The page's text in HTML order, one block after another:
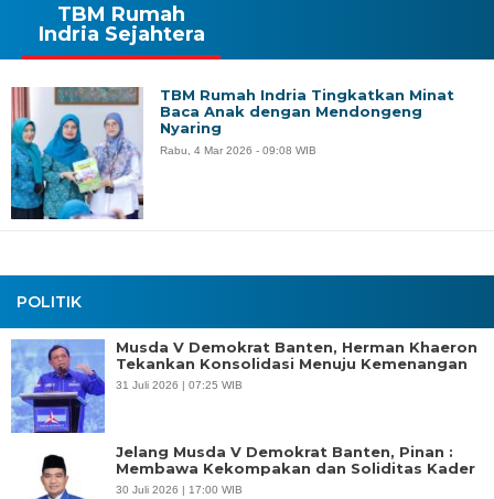
POLITIK
Musda V Demokrat Banten, Herman Khaeron
Tekankan Konsolidasi Menuju Kemenangan
31 Juli 2026 | 07:25 WIB
Jelang Musda V Demokrat Banten, Pinan :
Membawa Kekompakan dan Soliditas Kader
30 Juli 2026 | 17:00 WIB
TBM Rumah
Indria Sejahtera
TBM Rumah Indria Tingkatkan Minat
Baca Anak dengan Mendongeng
Nyaring
Rabu, 4 Mar 2026 - 09:08 WIB